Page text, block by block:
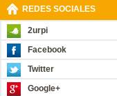
REDES SOCIALES
2urpi
Facebook
Twitter
Google+